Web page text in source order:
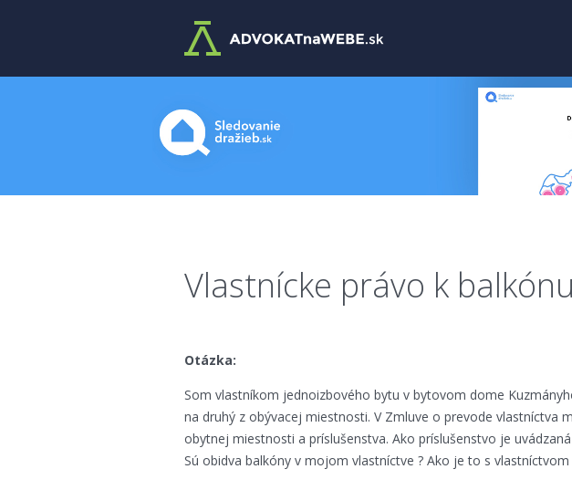
Vlastnícke právo k
Otázka:
Som vlastníkom jednoizbového bytu v bytovom dome
na druhý z obývacej miestnosti. V Zmluve o prevode vlastníctva
obytnej miestnosti a príslušenstva. Ako príslušenstvo je
Sú obidva balkóny v mojom vlastníctve ? Ako je to s